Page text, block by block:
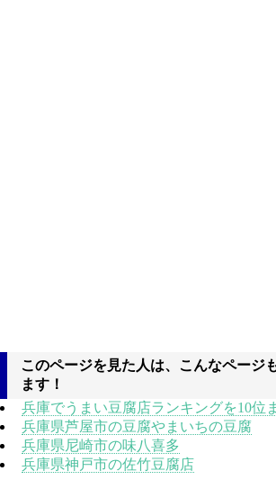
このページを見た人は、こんなページ
ます！
兵庫でうまい豆腐店ランキングを10位
兵庫県芦屋市の豆腐やまいちの豆腐
兵庫県尼崎市の味八喜多
兵庫県神戸市の佐竹豆腐店